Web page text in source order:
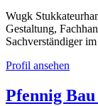
Wugk
Gestaltung,
Sachverständiger
Profil ansehen
Pfennig